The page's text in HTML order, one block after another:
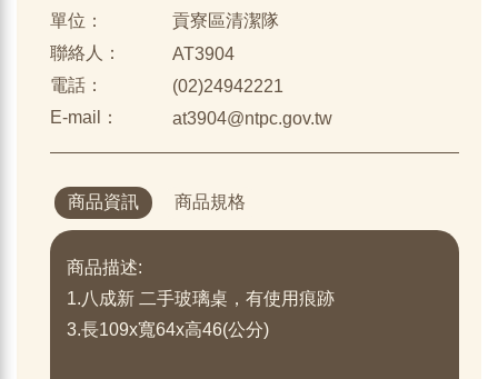
單位：
貢寮區清潔隊
聯絡人：
AT3904
電話：
(02)24942221
E-mail：
at3904@ntpc.gov.tw
商品資訊 商品規格
商品描述:
1.八成新 二手玻璃桌，有使用痕跡
3.長109x寬64x高46(公分)